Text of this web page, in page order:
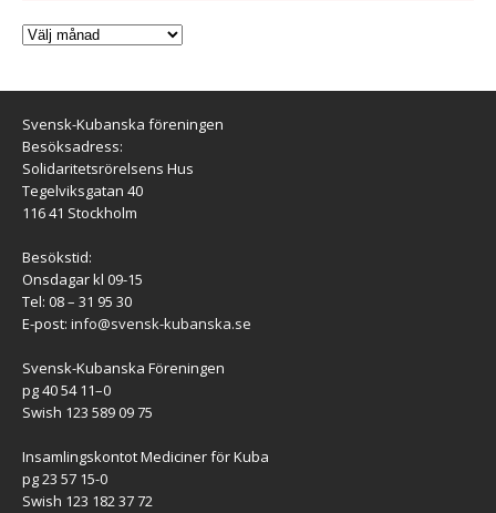
Svensk-Kubanska föreningen
Besöksadress:
Solidaritetsrörelsens Hus
Tegelviksgatan 40
116 41 Stockholm
Besökstid:
Onsdagar kl 09-15
Tel: 08 – 31 95 30
E-post: info@svensk-kubanska.se
Svensk-Kubanska Föreningen
pg 40 54 11–0
Swish 123 589 09 75
Insamlingskontot Mediciner för Kuba
pg 23 57 15-0
Swish 123 182 37 72